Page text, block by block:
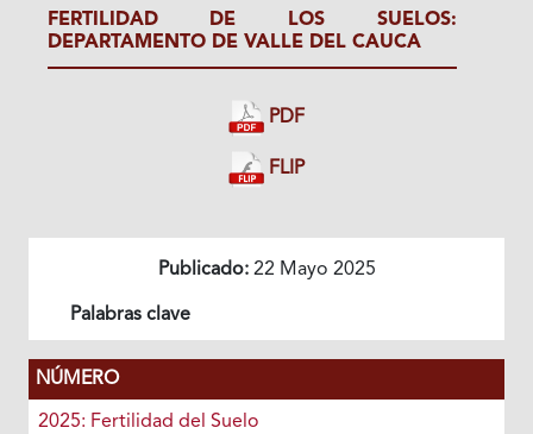
FERTILIDAD DE LOS SUELOS:
DEPARTAMENTO DE VALLE DEL CAUCA
PDF
FLIP
Publicado:22 Mayo 2025
Palabras clave
NÚMERO
2025: Fertilidad del Suelo